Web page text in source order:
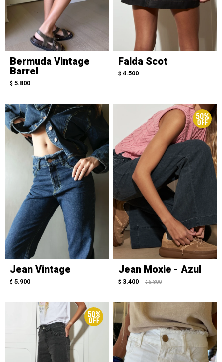
Bermuda Vintage
Barrel
$ 5.800
Falda Scot
$ 4.500
Jean Vintage
$ 5.900
Jean Moxie - Azul
$ 3.400 $ 6.800